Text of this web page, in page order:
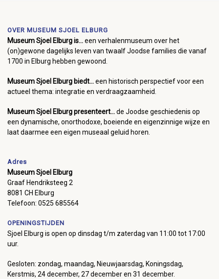
OVER MUSEUM SJOEL ELBURG
Museum Sjoel Elburg is...een verhalenmuseum over het
(on)gewone dagelijks leven van twaalf Joodse families die vanaf
1700 in Elburg hebben gewoond.
Museum Sjoel Elburg biedt...een historisch perspectief voor een
actueel thema: integratie en verdraagzaamheid.
Museum Sjoel Elburg presenteert...de Joodse geschiedenis op
een dynamische, onorthodoxe, boeiende en eigenzinnige wijze en
laat daarmee een eigen museaal geluid horen.
Adres
Museum Sjoel Elburg
Graaf Hendriksteeg 2
8081 CH Elburg
Telefoon: 0525 685564
OPENINGSTIJDEN
Sjoel Elburg is open op dinsdag t/m zaterdag van 11:00 tot 17:00
uur.
Gesloten: zondag, maandag, Nieuwjaarsdag, Koningsdag,
Kerstmis, 24 december, 27 december en 31 december.